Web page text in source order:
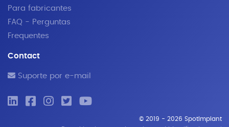
Para fabricantes
FAQ - Perguntas
Frequentes
Contact
Suporte por e-mail
© 2019 - 2026 SpotImplant